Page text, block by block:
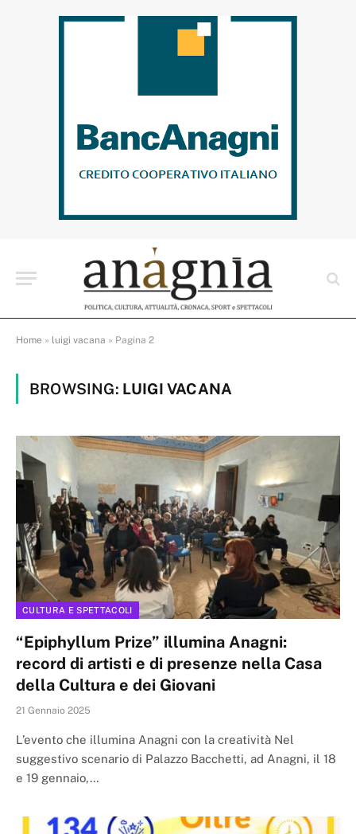
Home » luigi vacana » Pagina 2
BROWSING: LUIGI VACANA
CULTURA E SPETTACOLI
“Epiphyllum Prize” illumina Anagni:
record di artisti e di presenze nella Casa
della Cultura e dei Giovani
21 Gennaio 2025
L’evento che illumina Anagni con la creatività Nel
suggestivo scenario di Palazzo Bacchetti, ad Anagni, il 18
e 19 gennaio,…